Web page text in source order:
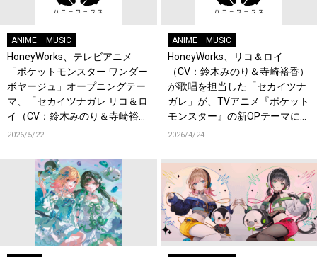
ANIME MUSIC
HoneyWorks、テレビアニメ
「ポケットモンスター ワンダー
ボヤージュ」オープニングテー
マ、「セカイツナガレ リコ＆ロ
イ（CV：鈴木みのり＆寺崎裕
香）」がデジタルリリース！各
も実施中！
2026/5/22
ANIME MUSIC
HoneyWorks、リコ＆ロイ
（CV：鈴木みのり＆寺崎裕香）
が歌唱を担当した「セカイツナ
ガレ」が、TVアニメ『ポケット
モンスター』の新OPテーマに決
定！デジタルリリース＆ジャケ
2026/4/24